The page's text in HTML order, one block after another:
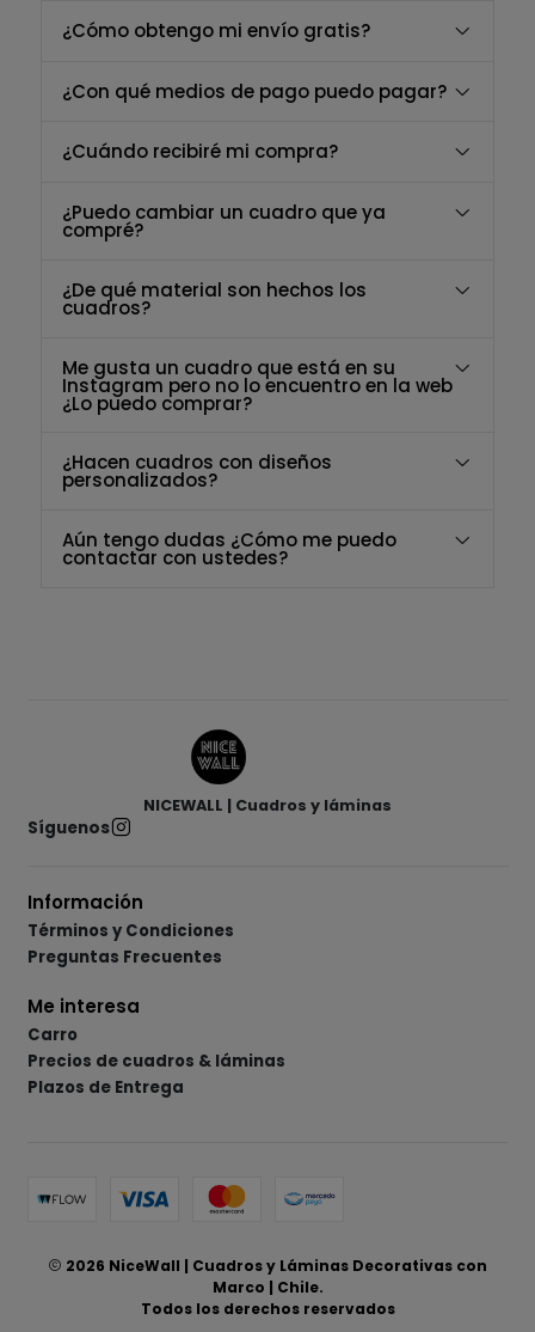
¿Cómo obtengo mi envío gratis?
¿Con qué medios de pago puedo pagar?
¿Cuándo recibiré mi compra?
¿Puedo cambiar un cuadro que ya
compré?
¿De qué material son hechos los
cuadros?
Me gusta un cuadro que está en su
Instagram pero no lo encuentro en la web
¿Lo puedo comprar?
¿Hacen cuadros con diseños
personalizados?
Aún tengo dudas ¿Cómo me puedo
contactar con ustedes?
NICEWALL | Cuadros y láminas
Síguenos
Información
Términos y Condiciones
Preguntas Frecuentes
Me interesa
Carro
Precios de cuadros & láminas
Plazos de Entrega
2026 NiceWall | Cuadros y Láminas Decorativas con
Marco | Chile.
Todos los derechos reservados